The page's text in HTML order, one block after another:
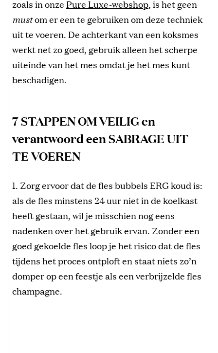
zoals in onze Pure Luxe-webshop, is het geen
mustom er een te gebruiken om deze techniek
uit te voeren. De achterkant van een koksmes
werkt net zo goed, gebruik alleen het scherpe
uiteinde van het mes omdat je het mes kunt
beschadigen.
7 STAPPEN OM VEILIG en
verantwoord een SABRAGE UIT
TE VOEREN
1. Zorg ervoor dat de fles bubbels ERG koud is:
als de fles minstens 24 uur niet in de koelkast
heeft gestaan, wil je misschien nog eens
nadenken over het gebruik ervan. Zonder een
goed gekoelde fles loop je het risico dat de fles
tijdens het proces ontploft en staat niets zo’n
domper op een feestje als een verbrijzelde fles
champagne.